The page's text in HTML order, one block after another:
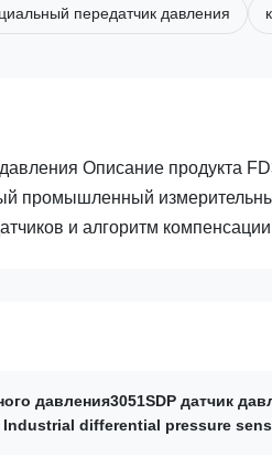
передатчик давления
Описание продукта
промышленный
и алгоритм
давления3051SDP датчик
Industrial differential pressure